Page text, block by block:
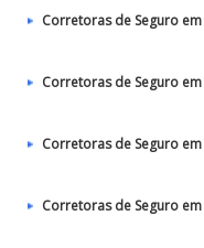
Corretoras de Seguro
Corretoras de Seguro
Corretoras de Seguro
Corretoras de Seguro